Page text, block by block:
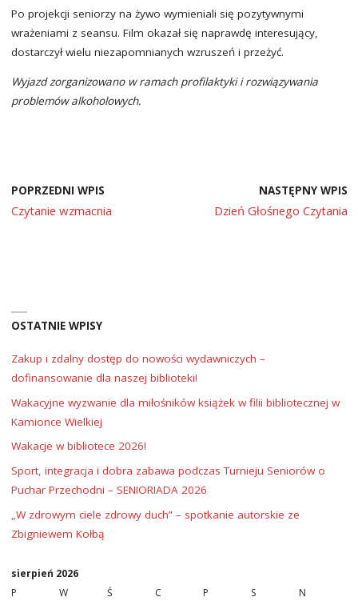
Po projekcji seniorzy na żywo wymieniali się pozytywnymi
wrażeniami z seansu. Film okazał się naprawdę interesujący,
dostarczył wielu niezapomnianych wzruszeń i przeżyć.
Wyjazd zorganizowano w ramach profilaktyki i rozwiązywania
problemów alkoholowych.
POPRZEDNI WPIS
Czytanie wzmacnia
NASTĘPNY WPIS
Dzień Głośnego Czytania
OSTATNIE WPISY
Zakup i zdalny dostęp do nowości wydawniczych –
dofinansowanie dla naszej biblioteki!
Wakacyjne wyzwanie dla miłośników książek w filii bibliotecznej w
Kamionce Wielkiej
Wakacje w bibliotece 2026!
Sport, integracja i dobra zabawa podczas Turnieju Seniorów o
Puchar Przechodni – SENIORIADA 2026
„W zdrowym ciele zdrowy duch” – spotkanie autorskie ze
Zbigniewem Kołbą
sierpień 2026
P
W Ś C P S
N